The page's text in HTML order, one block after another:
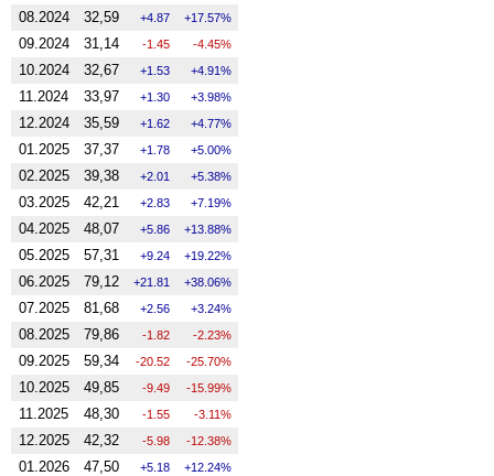
08.2024 32,59 4.87 17.57%
09.2024 31,14 -1.45 -4.45%
10.2024 32,67 1.53 4.91%
11.2024 33,97 1.30 3.98%
12.2024 35,59 1.62 4.77%
01.2025 37,37 1.78 5.00%
02.2025 39,38 2.01 5.38%
03.2025 42,21 2.83 7.19%
04.2025 48,07 5.86 13.88%
05.2025 57,31 9.24 19.22%
06.2025 79,12 21.81 38.06%
07.2025 81,68 2.56 3.24%
08.2025 79,86 -1.82 -2.23%
09.2025 59,34 -20.52 -25.70%
10.2025 49,85 -9.49 -15.99%
11.2025 48,30 -1.55 -3.11%
12.2025 42,32 -5.98 -12.38%
01.2026 47,50 5.18 12.24%